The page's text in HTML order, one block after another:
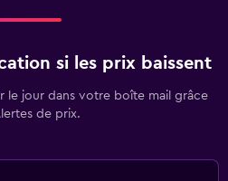
si les prix baissent
le jour dans votre boîte mail grâce
de prix.